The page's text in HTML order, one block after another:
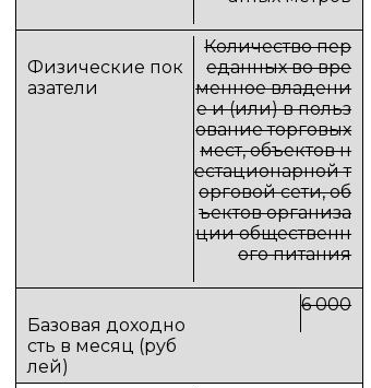
Количество пер
еданных во вре
менное владени
е и (или) в польз
ование торговых
мест, объектов н
естационарной т
орговой сети, об
ъектов организа
ции общественн
ого питания
6 000